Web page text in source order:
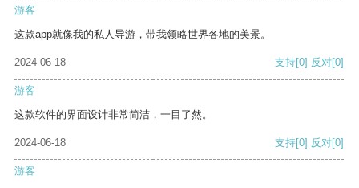
游客
这款app就像我的私人导游，带我领略世界各地的美景。
2024-06-18 支持[0] 反对[0]
游客
这款软件的界面设计非常简洁，一目了然。
2024-06-18 支持[0] 反对[0]
游客